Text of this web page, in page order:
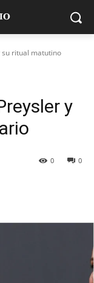
su ritual matutino
y
0
0